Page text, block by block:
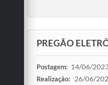
PREGÃO
Postagem: 14/06/
Realização: 26/06/